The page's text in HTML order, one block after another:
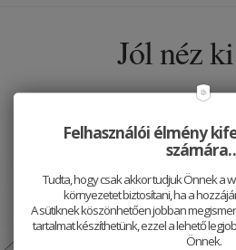
Jól néz
Felhasználói élmény
Tudta, hogy csak akkor tudjuk Önnek a
környezetet biztosítani, ha a
A sütiknek köszönhetően jobban
tartalmat készíthetünk, ezzel a lehető
Önnek.